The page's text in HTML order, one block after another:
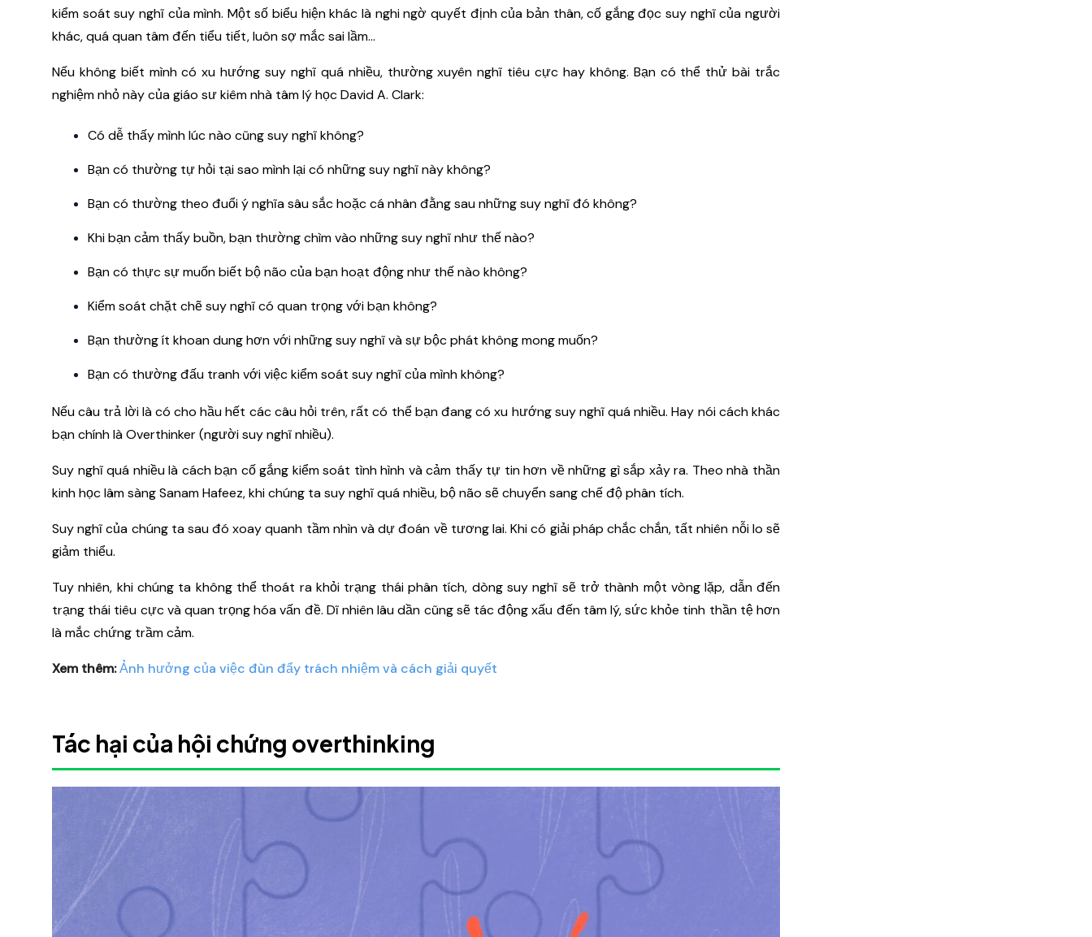
kiểm soát suy nghĩ của mình. Một số biểu hiện khác là nghi ngờ quyết định của bản thân, cố gắng đọc suy nghĩ của người
khác, quá quan tâm đến tiểu tiết, luôn sợ mắc sai lầm...
Nếu không biết mình có xu hướng suy nghĩ quá nhiều, thường xuyên nghĩ tiêu cực hay không. Bạn có thể thử bài trắc
nghiệm nhỏ này của giáo sư kiêm nhà tâm lý học David A. Clark:
Có dễ thấy mình lúc nào cũng suy nghĩ không?
Bạn có thường tự hỏi tại sao mình lại có những suy nghĩ này không?
Bạn có thường theo đuổi ý nghĩa sâu sắc hoặc cá nhân đằng sau những suy nghĩ đó không?
Khi bạn cảm thấy buồn, bạn thường chìm vào những suy nghĩ như thế nào?
Bạn có thực sự muốn biết bộ não của bạn hoạt động như thế nào không?
Kiểm soát chặt chẽ suy nghĩ có quan trọng với bạn không?
Bạn thường ít khoan dung hơn với những suy nghĩ và sự bộc phát không mong muốn?
Bạn có thường đấu tranh với việc kiểm soát suy nghĩ của mình không?
Nếu câu trả lời là có cho hầu hết các câu hỏi trên, rất có thể bạn đang có xu hướng suy nghĩ quá nhiều. Hay nói cách khác
bạn chính là Overthinker (người suy nghĩ nhiều).
Suy nghĩ quá nhiều là cách bạn cố gắng kiểm soát tình hình và cảm thấy tự tin hơn về những gì sắp xảy ra. Theo nhà thần
kinh học lâm sàng Sanam Hafeez, khi chúng ta suy nghĩ quá nhiều, bộ não sẽ chuyển sang chế độ phân tích.
Suy nghĩ của chúng ta sau đó xoay quanh tầm nhìn và dự đoán về tương lai. Khi có giải pháp chắc chắn, tất nhiên nỗi lo sẽ
giảm thiểu.
Tuy nhiên, khi chúng ta không thể thoát ra khỏi trạng thái phân tích, dòng suy nghĩ sẽ trở thành một vòng lặp, dẫn đến
trạng thái tiêu cực và quan trọng hóa vấn đề. Dĩ nhiên lâu dần cũng sẽ tác động xấu đến tâm lý, sức khỏe tinh thần tệ hơn
là mắc chứng trầm cảm.
Xem thêm:Ảnh hưởng của việc đùn đẩy trách nhiệm và cách giải quyết
Tác hại của hội chứng overthinking